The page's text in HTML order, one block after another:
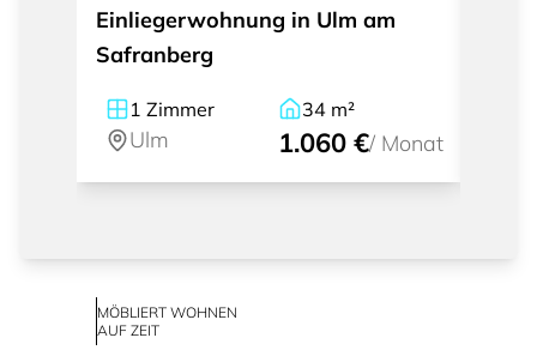
Einliegerwohnung in Ulm am
Safranberg
1 Zimmer
Ulm
34 m²
1.060 €/ Monat
MÖBLIERT WOHNEN
AUF ZEIT